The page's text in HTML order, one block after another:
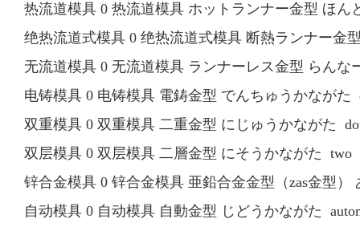
热流道模具 0 热流道模具 ホットランナー金型 ほ
绝热流道式模具 0 绝热流道式模具 断熱ランナー
无流道模具 0 无流道模具 ランナーレス金型 らん
电铸模具 0 电铸模具 電鋳金型 でんちゅうかなが
双重模具 0 双重模具 二重金型 にじゅうかながた
双层模具 0 双层模具 二層金型 にそうかながた
锌合金模具 0 锌合金模具 亜鉛合金金型（zas金
自动模具 0 自动模具 自動金型 じどうかながた